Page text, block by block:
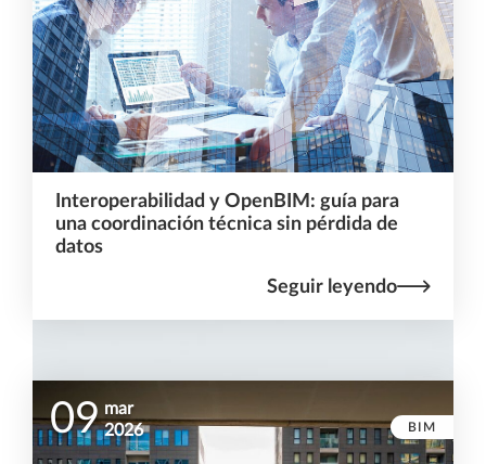
Interoperabilidad y OpenBIM: guía para
una coordinación técnica sin pérdida de
datos
Seguir leyendo
BIM
09 mar
2026